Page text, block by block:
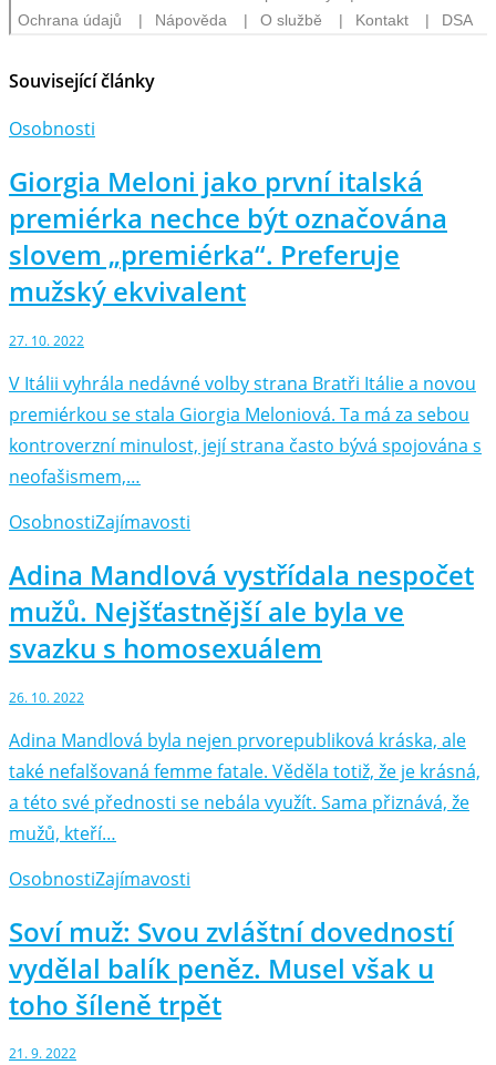
Související články
Osobnosti
Giorgia Meloni jako první italská
premiérka nechce být označována
slovem „premiérka“. Preferuje
mužský ekvivalent
27. 10. 2022
V Itálii vyhrála nedávné volby strana Bratři Itálie a novou
premiérkou se stala Giorgia Meloniová. Ta má za sebou
kontroverzní minulost, její strana často bývá spojována s
neofašismem,…
OsobnostiZajímavosti
Adina Mandlová vystřídala nespočet
mužů. Nejšťastnější ale byla ve
svazku s homosexuálem
26. 10. 2022
Adina Mandlová byla nejen prvorepubliková kráska, ale
také nefalšovaná femme fatale. Věděla totiž, že je krásná,
a této své přednosti se nebála využít. Sama přiznává, že
mužů, kteří…
OsobnostiZajímavosti
Soví muž: Svou zvláštní dovedností
vydělal balík peněz. Musel však u
toho šíleně trpět
21. 9. 2022